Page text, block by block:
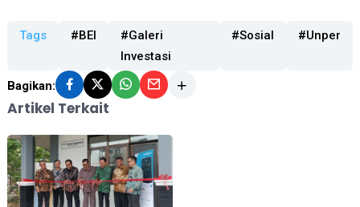
Tags #BEI
#Galeri
Investasi
#Sosial #Unper
Bagikan:
Artikel Terkait